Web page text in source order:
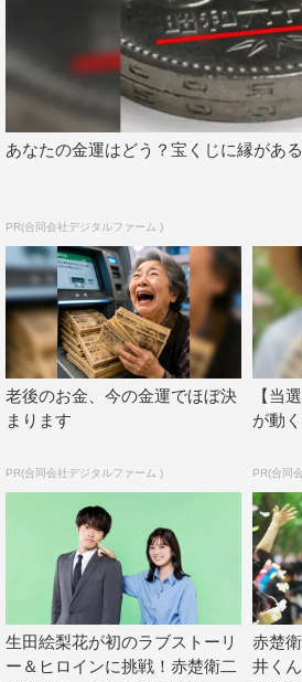
さらに「この物語は男性である向
リーですが、もちろん女性から見て
るよね』って思い当たったり、ち
ルでグサッと刺さったり、性別を
っています。これから発表になって
込みを語っている。
第一報写真として解禁されたのは
再現したもの。後ろから呼びかけ
の頬には女性の手が…。果たしてこ
か。向井くんを翻弄するヒロイン
が集まる。
赤楚衛二、原作者のねむようこ、
サーのコメントはこ
1 2
あなたの金運はどう？宝くじに縁があ
PR(合同会社デジタルファーム )
老後のお金、今の金運でほぼ決
まります
PR(合同会社デジタルファーム )
【当
が動
PR(合同
生田絵梨花が初のラブストーリ
ー＆ヒロインに挑戦！赤楚衛二
赤楚
井く